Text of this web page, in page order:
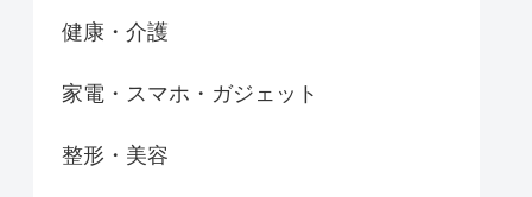
健康・介護
家電・スマホ・ガジェット
整形・美容